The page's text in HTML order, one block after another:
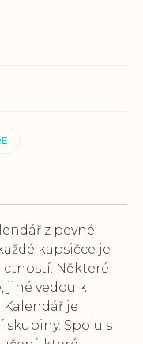
z pevné
kapsičce je
Některé
jiné vedou k
je
Spolu s